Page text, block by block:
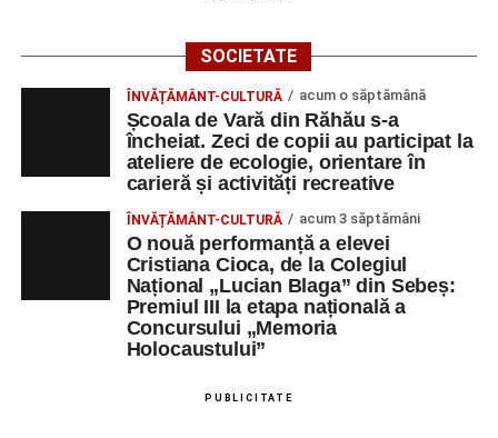
(Prof. Ciura Marinela)
Privind spre ediția următoare
În încheierea evenimentului, organizatorii au anunțat tema
ediției din 2027, dedicată relației dintre caracter, valori și
educație. După trei ediții care au abordat comunicarea
didactică, dinamica diferențelor, participarea și luarea
deciziilor, comunitatea Sinaxa Educațională își propune
să revină la întrebările fundamentale despre valorile care
stau la baza actului educațional și despre rolul
profesorului în formarea caracterului tinerilor.
SOCIETATE
ÎNVĂȚĂMÂNT-CULTURĂ acum o săptămână
Școala de Vară din Răhău s-a
încheiat. Zeci de copii au participat la
ateliere de ecologie, orientare în
carieră și activități recreative
ÎNVĂȚĂMÂNT-CULTURĂ acum 3 săptămâni
O nouă performanță a elevei
Cristiana Cioca, de la Colegiul
Național „Lucian Blaga” din Sebeș:
Premiul III la etapa națională a
Concursului „Memoria
Holocaustului”
PUBLICITATE